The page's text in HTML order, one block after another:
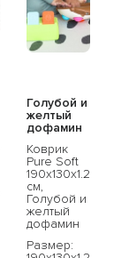
Голубой и
желтый
дофамин
Коврик
Pure Soft
190x130x1.2
см,
Голубой и
желтый
дофамин
Размер: